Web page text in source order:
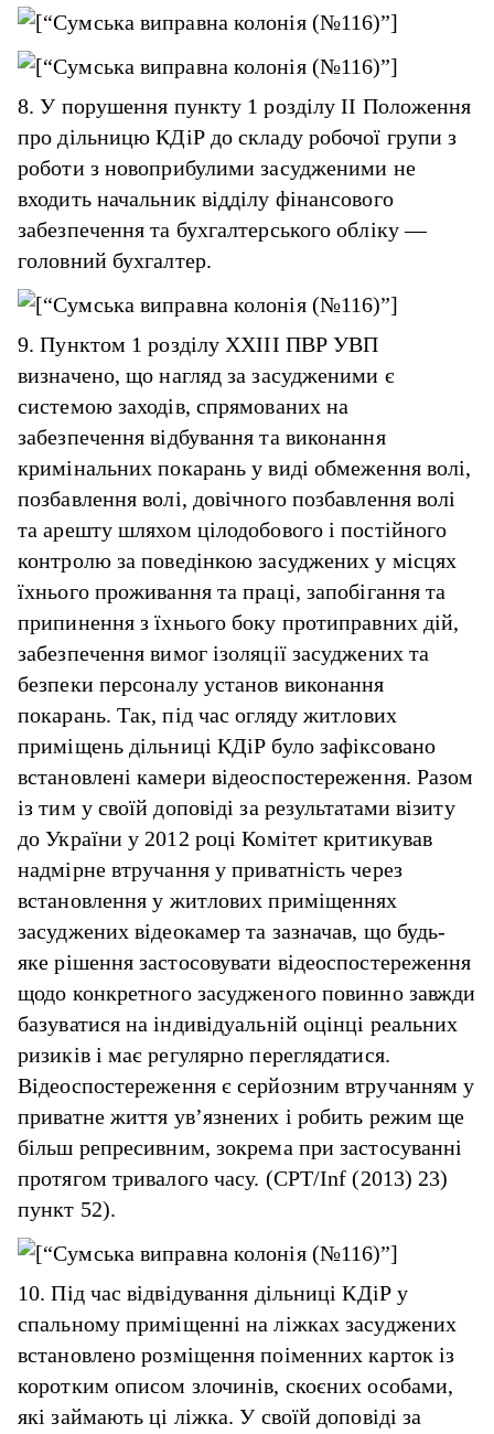
8. У порушення пункту 1 розділу II Положення
про дільницю КДіР до складу робочої групи з
роботи з новоприбулими засудженими не
входить начальник відділу фінансового
забезпечення та бухгалтерського обліку —
головний бухгалтер.
9. Пунктом 1 розділу XXIII ПВР УВП
визначено, що нагляд за засудженими є
системою заходів, спрямованих на
забезпечення відбування та виконання
кримінальних покарань у виді обмеження волі,
позбавлення волі, довічного позбавлення волі
та арешту шляхом цілодобового і постійного
контролю за поведінкою засуджених у місцях
їхнього проживання та праці, запобігання та
припинення з їхнього боку протиправних дій,
забезпечення вимог ізоляції засуджених та
безпеки персоналу установ виконання
покарань. Так, під час огляду житлових
приміщень дільниці КДіР було зафіксовано
встановлені камери відеоспостереження. Разом
із тим у своїй доповіді за результатами візиту
до України у 2012 році Комітет критикував
надмірне втручання у приватність через
встановлення у житлових приміщеннях
засуджених відеокамер та зазначав, що будь-
яке рішення застосовувати відеоспостереження
щодо конкретного засудженого повинно завжди
базуватися на індивідуальній оцінці реальних
ризиків і має регулярно переглядатися.
Відеоспостереження є серйозним втручанням у
приватне життя ув’язнених і робить режим ще
більш репресивним, зокрема при застосуванні
протягом тривалого часу. (CPT/Inf (2013) 23)
пункт 52).
10. Під час відвідування дільниці КДіР у
спальному приміщенні на ліжках засуджених
встановлено розміщення поіменних карток із
коротким описом злочинів, скоєних особами,
які займають ці ліжка. У своїй доповіді за